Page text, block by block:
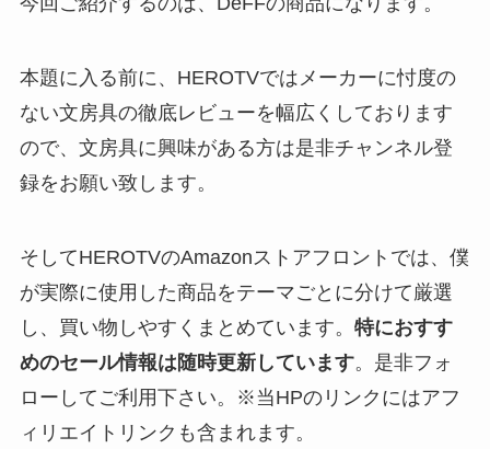
本題に入る前に、HEROTVではメーカーに忖度の
ない文房具の徹底レビューを幅広くしております
ので、文房具に興味がある方は是非チャンネル登
録をお願い致します。
そしてHEROTVのAmazonストアフロントでは、僕
が実際に使用した商品をテーマごとに分けて厳選
し、買い物しやすくまとめています。 特におすす
めのセール情報は随時更新しています。是非フォ
ローしてご利用下さい。※当HPのリンクにはアフ
ィリエイトリンクも含まれます。